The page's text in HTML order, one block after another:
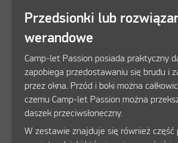
Przedsionki lub
werandowe
Camp-let Passion posiada praktyczny
zapobiega przedostawaniu się brudu i
przez okna. Przód i boki można
czemu Camp-let Passion można
daszek przeciwsłoneczny.
W zestawie znajduje się również część